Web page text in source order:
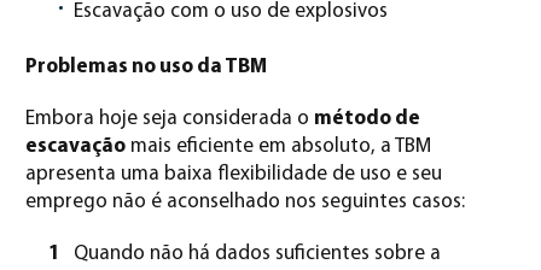
Escavação com o uso de explosivos
Problemas no uso da TBM
Embora hoje seja considerada o método de
escavação mais eficiente em absoluto, a TBM
apresenta uma baixa flexibilidade de uso e seu
emprego não é aconselhado nos seguintes casos:
Quando não há dados suficientes sobre a